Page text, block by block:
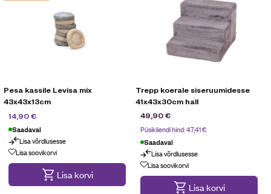
Pesa kassile Levisa mix
43x43x13cm
14,90€
Saadaval
Kampaania
Lisa võrdlusesse
Lisa soovikorvi
Lisa korvi
Trepp koerale siseruumidesse
41x43x30cm hall
49,90€
Püsikliendi hind:47,41€
Saadaval
Lisa võrdlusesse
Lisa soovikorvi
Lisa korvi